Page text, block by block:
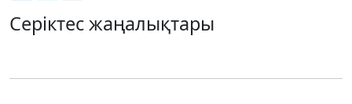
Серіктес жаңалықтары